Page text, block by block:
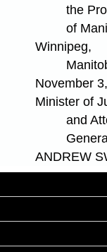
the
of
Winnipeg,
November
Minister of
and
ANDREW